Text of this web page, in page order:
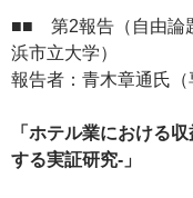
■■ 第2報告（自由論
浜市立大学）
報告者：青木章通氏（
「ホテル業における
する実証研究-」